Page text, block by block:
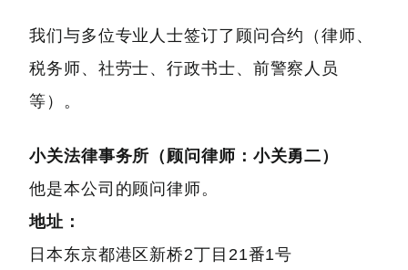
我们与多位专业人士签订了顾问合约（律师、
税务师、社劳士、行政书士、前警察人员
等）。
小关法律事务所（顾问律师：小关勇二）
他是本公司的顾问律师。
地址：
日本东京都港区新桥2丁目21番1号